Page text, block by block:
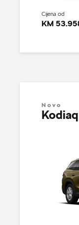
Cijena od
KM
Novo
Kodiaq